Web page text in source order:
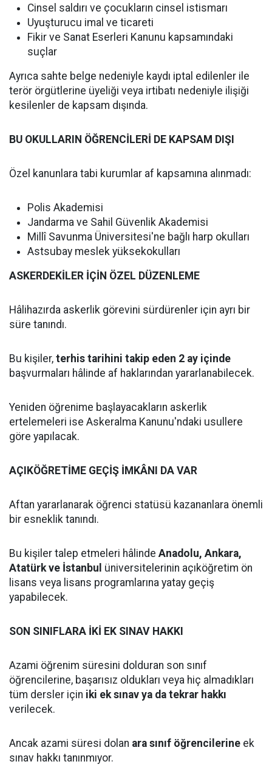
Cinsel saldırı ve çocukların cinsel istismarı
Uyuşturucu imal ve ticareti
Fikir ve Sanat Eserleri Kanunu kapsamındaki
suçlar
Ayrıca sahte belge nedeniyle kaydı iptal edilenler ile
terör örgütlerine üyeliği veya irtibatı nedeniyle ilişiği
kesilenler de kapsam dışında.
BU OKULLARIN ÖĞRENCİLERİ DE KAPSAM DIŞI
Özel kanunlara tabi kurumlar af kapsamına alınmadı:
Polis Akademisi
Jandarma ve Sahil Güvenlik Akademisi
Millî Savunma Üniversitesi'ne bağlı harp okulları
Astsubay meslek yüksekokulları
ASKERDEKİLER İÇİN ÖZEL DÜZENLEME
Hâlihazırda askerlik görevini sürdürenler için ayrı bir
süre tanındı.
Bu kişiler, terhis tarihini takip eden 2 ay içinde
başvurmaları hâlinde af haklarından yararlanabilecek.
Yeniden öğrenime başlayacakların askerlik
ertelemeleri ise Askeralma Kanunu'ndaki usullere
göre yapılacak.
AÇIKÖĞRETİME GEÇİŞ İMKÂNI DA VAR
Aftan yararlanarak öğrenci statüsü kazananlara önemli
bir esneklik tanındı.
Bu kişiler talep etmeleri hâlinde Anadolu, Ankara,
Atatürk ve İstanbul üniversitelerinin açıköğretim ön
lisans veya lisans programlarına yatay geçiş
yapabilecek.
SON SINIFLARA İKİ EK SINAV HAKKI
Azami öğrenim süresini dolduran son sınıf
öğrencilerine, başarısız oldukları veya hiç almadıkları
tüm dersler için iki ek sınav ya da tekrar hakkı
verilecek.
Ancak azami süresi dolan ara sınıf öğrencilerine ek
sınav hakkı tanınmıyor.